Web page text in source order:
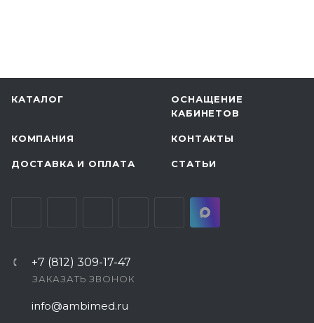
КАТАЛОГ
ОСНАЩЕНИЕ
КАБИНЕТОВ
КОМПАНИЯ КОНТАКТЫ
ДОСТАВКА И ОПЛАТА СТАТЬИ
+7 (812) 309-17-47
ЗАКАЗАТЬ ЗВОНОК
info@ambimed.ru